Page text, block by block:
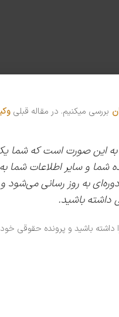
بررسی میکنیم. در مقاله قبلی
به این صورت است که شما
و سایر اطلاعات شما
به روز رسانی می‌شود
داشته باشید.
باشید و پرونده حقوقی